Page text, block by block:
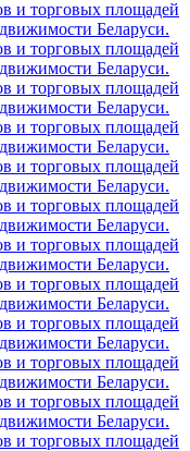
и торговых площадей
Беларуси.
и торговых площадей
Беларуси.
и торговых площадей
Беларуси.
и торговых площадей
Беларуси.
и торговых площадей
Беларуси.
и торговых площадей
Беларуси.
и торговых площадей
Беларуси.
и торговых площадей
Беларуси.
и торговых площадей
Беларуси.
и торговых площадей
Беларуси.
и торговых площадей
Беларуси.
и торговых площадей